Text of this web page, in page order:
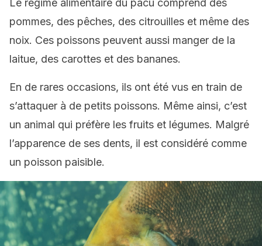
Le régime alimentaire du pacu comprend des
pommes, des pêches, des citrouilles et même des
noix. Ces poissons peuvent aussi manger de la
laitue, des carottes et des bananes.
En de rares occasions, ils ont été vus en train de
s’attaquer à de petits poissons. Même ainsi, c’est
un animal qui préfère les fruits et légumes. Malgré
l’apparence de ses dents, il est considéré comme
un poisson paisible.